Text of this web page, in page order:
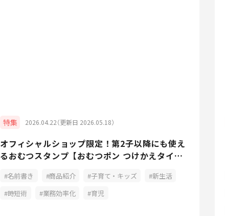
特集 2026.04.22（更新日 2026.05.18）
オフィシャルショップ限定！第2子以降にも使え
るおむつスタンプ【おむつポン つけかえタイ
名前書き 商品紹介 子育て・キッズ
新生活
時短術
業務効率化 育児